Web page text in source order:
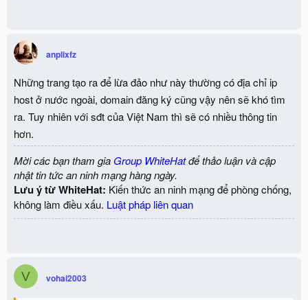
anplixfz
Những trang tạo ra để lừa đảo như này thường có địa chỉ ip
host ở nước ngoài, domain đăng ký cũng vậy nên sẽ khó tìm
ra. Tuy nhiên với sđt của Việt Nam thì sẽ có nhiều thông tin
hơn.
Mời các bạn tham gia Group WhiteHatđể thảo luận và cập
nhật tin tức an ninh mạng hàng ngày.
Lưu ý từ WhiteHat: Kiến thức an ninh mạng để phòng chống,
không làm điều xấu. Luật pháp liên quan
V vohai2003